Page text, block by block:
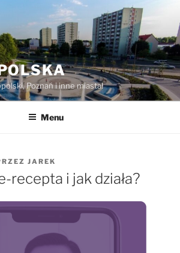
Poznań i inne miasta!
Menu
JAREK
recepta i jak działa?